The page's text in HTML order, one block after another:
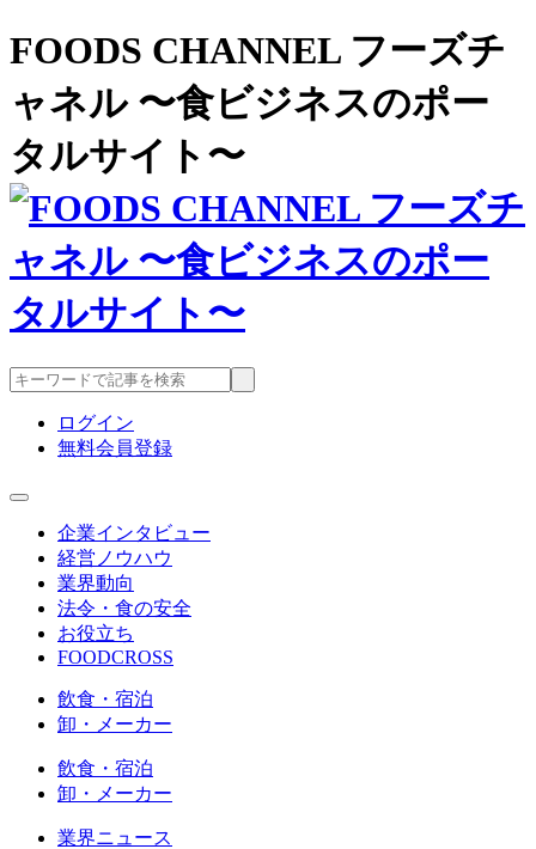
FOODS CHANNEL フーズチ
ャネル 〜食ビジネスのポー
タルサイト〜
ログイン
無料会員登録
企業インタビュー
経営ノウハウ
業界動向
法令・食の安全
お役立ち
FOODCROSS
飲食・宿泊
卸・メーカー
飲食・宿泊
卸・メーカー
業界ニュース